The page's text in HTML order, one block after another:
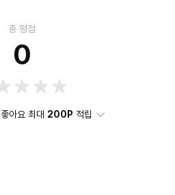
총 평점
0
, 좋아요 최대 200P 적립